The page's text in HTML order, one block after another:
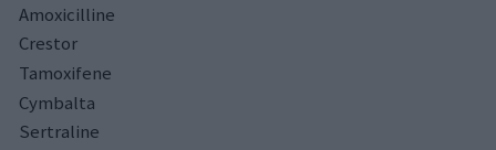
Amoxicilline
Crestor
Tamoxifene
Cymbalta
Sertraline